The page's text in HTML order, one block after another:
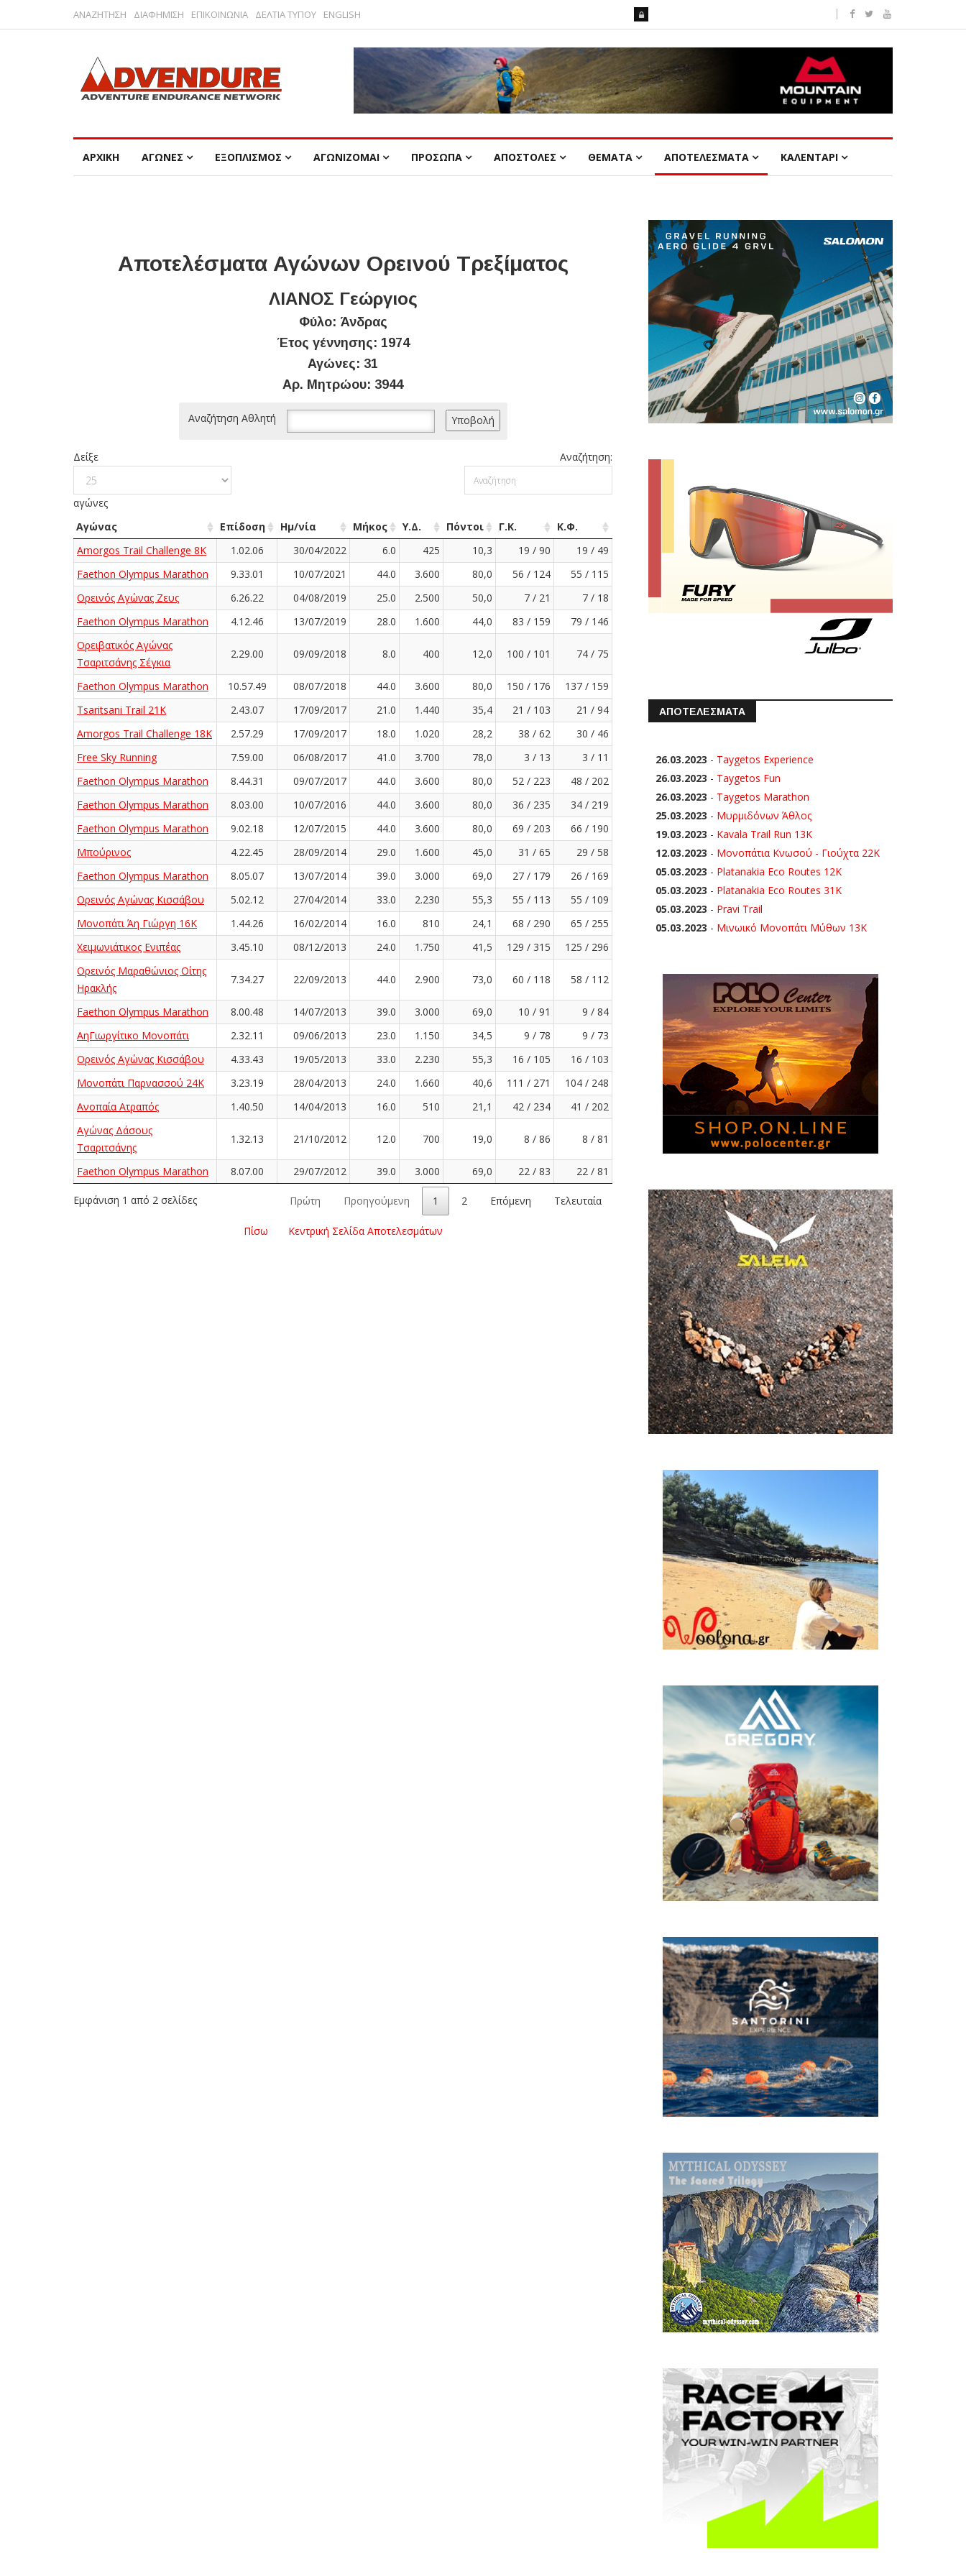
ΑΝΑΖΗΤΗΣΗ ΔΙΑΦΗΜΙΣΗ ΕΠΙΚΟΙΝΩΝΙΑ ΔΕΛΤΙΑ ΤΥΠΟΥ ENGLISH
ΑΡΧΙΚΗ ΑΓΩΝΕΣ ΕΞΟΠΛΙΣΜΟΣ ΑΓΩΝΙΖΟΜΑΙ ΠΡΟΣΩΠΑ ΑΠΟΣΤΟΛΕΣ ΘΕΜΑΤΑ ΑΠΟΤΕΛΕΣΜΑΤΑ ΚΑΛΕΝΤΑΡΙ
Αποτελέσματα Αγώνων Ορεινού Τρεξίματος
ΛΙΑΝΟΣ Γεώργιος
Φύλο: Άνδρας
Έτος γέννησης: 1974
Αγώνες: 31
Αρ. Μητρώου: 3944
Αναζήτηση Αθλητή
Δείξε
αγώνες
Αναζήτηση:
Αγώνας Επίδοση Ημ/νία Μήκος Υ.Δ. Πόντοι Γ.Κ.
Κ.Φ.
Amorgos Trail Challenge 8K
1.02.06 30/04/2022 6.0 425 10,3 19 / 90
19 / 49
Faethon Olympus Marathon
9.33.01 10/07/2021 44.0 3.600 80,0 56 / 124
55 / 115
Ορεινός Αγώνας Ζευς
6.26.22 04/08/2019 25.0 2.500 50,0 7 / 21
7 / 18
Faethon Olympus Marathon
4.12.46 13/07/2019 28.0 1.600 44,0 83 / 159
79 / 146
Ορειβατικός Αγώνας
Τσαριτσάνης Σέγκια
2.29.00 09/09/2018 8.0 400 12,0 100 / 101 74 / 75
Faethon Olympus Marathon 10.57.49 08/07/2018 44.0 3.600 80,0 150 / 176
137 / 159
Tsaritsani Trail 21K
2.43.07 17/09/2017 21.0 1.440 35,4 21 / 103
21 / 94
Amorgos Trail Challenge 18K
2.57.29 17/09/2017 18.0 1.020 28,2 38 / 62
30 / 46
Free Sky Running
7.59.00 06/08/2017 41.0 3.700 78,0 3 / 13
3 / 11
Faethon Olympus Marathon
8.44.31 09/07/2017 44.0 3.600 80,0 52 / 223
48 / 202
Faethon Olympus Marathon
8.03.00 10/07/2016 44.0 3.600 80,0 36 / 235
34 / 219
Faethon Olympus Marathon
9.02.18 12/07/2015 44.0 3.600 80,0 69 / 203
66 / 190
Μπούρινος
4.22.45 28/09/2014 29.0 1.600 45,0 31 / 65
29 / 58
Faethon Olympus Marathon
8.05.07 13/07/2014 39.0 3.000 69,0 27 / 179
26 / 169
Ορεινός Αγώνας Κισσάβου
5.02.12 27/04/2014 33.0 2.230 55,3 55 / 113
55 / 109
Μονοπάτι Άη Γιώργη 16Κ
1.44.26 16/02/2014 16.0 810 24,1 68 / 290
65 / 255
Χειμωνιάτικος Ενιπέας
3.45.10 08/12/2013 24.0 1.750 41,5 129 / 315
125 / 296
Ορεινός Μαραθώνιος Οίτης
Ηρακλής
7.34.27 22/09/2013 44.0 2.900 73,0 60 / 118 58 / 112
Faethon Olympus Marathon 8.00.48 14/07/2013 39.0 3.000 69,0 10 / 91
9 / 84
ΑηΓιωργίτικο Μονοπάτι
2.32.11 09/06/2013 23.0 1.150 34,5 9 / 78
9 / 73
Ορεινός Αγώνας Κισσάβου
4.33.43 19/05/2013 33.0 2.230 55,3 16 / 105
16 / 103
Μονοπάτι Παρνασσού 24K
3.23.19 28/04/2013 24.0 1.660 40,6 111 / 271
104 / 248
Ανοπαία Ατραπός
1.40.50 14/04/2013 16.0 510 21,1 42 / 234
41 / 202
Αγώνας Δάσους
Τσαριτσάνης
1.32.13 21/10/2012 12.0 700 19,0 8 / 86 8 / 81
Faethon Olympus Marathon 8.07.00 29/07/2012 39.0 3.000 69,0 22 / 83 22 / 81
Εμφάνιση 1 από 2 σελίδες Πρώτη Προηγούμενη 1 2 Επόμενη Τελευταία
Πίσω Κεντρική Σελίδα Αποτελεσμάτων
ΑΠΟΤΕΛΕΣΜΑΤΑ
26.03.2023 - Taygetos Experience
26.03.2023 - Taygetos Fun
26.03.2023 - Taygetos Marathon
25.03.2023 - Μυρμιδόνων Άθλος
19.03.2023 - Kavala Trail Run 13K
12.03.2023 - Μονοπάτια Κνωσού - Γιούχτα 22Κ
05.03.2023 - Platanakia Eco Routes 12K
05.03.2023 - Platanakia Eco Routes 31K
05.03.2023 - Pravi Trail
05.03.2023 - Μινωικό Μονοπάτι Μύθων 13Κ